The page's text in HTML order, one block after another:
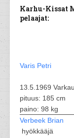
Karhu-Kissat
pelaajat:
Varis Petri
13.5.1969
pituus: 185 cm
paino: 98 kg
Verbeek Brian
hyökkääjä